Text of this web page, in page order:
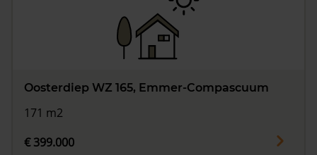
Oosterdiep WZ 165, Emmer-Compascuum
171 m2
€ 399.000